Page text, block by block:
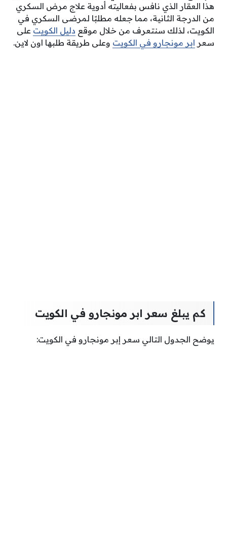
هذا العقار الذي نافس بفعاليته أدوية علاج مرض السكري
من الدرجة الثانية، مما جعله مطلبًا لمرضى السكري في
الكويت، لذلك سنتعرف من خلال موقع دليل الكويت على
سعر ابر مونجارو في الكويت وعلى طريقة طلبها اون لاين.
كم يبلغ سعر ابر مونجارو في الكويت
يوضح الجدول التالي سعر إبر مونجارو في الكويت: